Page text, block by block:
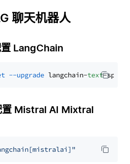
聊天机器人
LangChain
--upgrade langchain-text
置 Mistral AI Mixtral